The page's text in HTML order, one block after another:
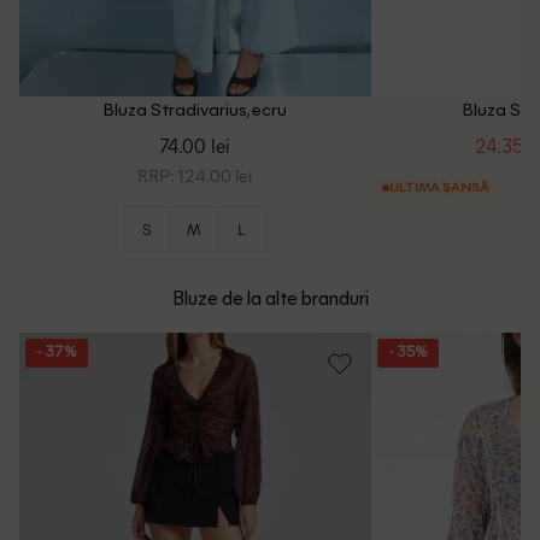
Bluza Stradivarius, ecru
74.00 lei
RRP: 124.00 lei
S M L
Bluza
24.35
ULTIMA ȘANSĂ
Bluze de la alte branduri
- 37% - 35%